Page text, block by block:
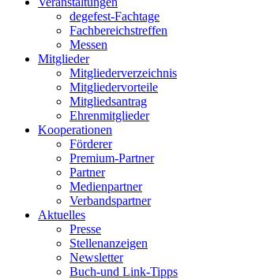
degefest-Fachtage
Fachbereichstreffen
Messen
Mitglieder
Mitgliederverzeichnis
Mitgliedervorteile
Mitgliedsantrag
Ehrenmitglieder
Kooperationen
Förderer
Premium-Partner
Partner
Medienpartner
Verbandspartner
Aktuelles
Presse
Stellenanzeigen
Newsletter
Buch-und Link-Tipps